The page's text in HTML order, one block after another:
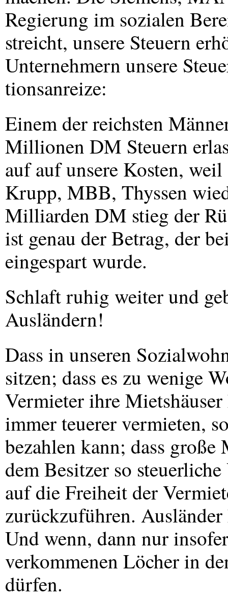
Regierung im sozialen
streicht, unsere Steuern
Unternehmern unsere
tionsanreize:
Einem der reichsten
Millionen DM Steuern
auf auf unsere Kosten,
Krupp, MBB, Thyssen
Milliarden DM stieg der
ist genau der Betrag, der
eingespart wurde.
Schlaft ruhig weiter und
Ausländern!
Dass in unseren
sitzen; dass es zu wenige
Vermieter ihre
immer teuerer vermieten,
bezahlen kann; dass
dem Besitzer so
auf die Freiheit der
zurückzuführen.
Und wenn, dann nur
verkommenen Löcher in
dürfen.